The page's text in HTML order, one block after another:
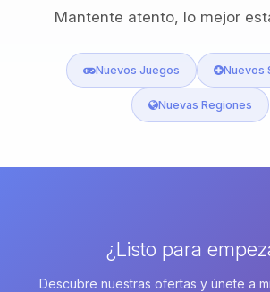
Mantente atento, lo mejor
Nuevos Juegos Nuevos
Nuevas Regiones
¿Listo para
Descubre nuestras ofertas y únete a